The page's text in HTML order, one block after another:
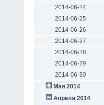
2014-06-24
2014-06-25
2014-06-26
2014-06-27
2014-06-28
2014-06-29
2014-06-30
Мая 2014
Апреля 2014